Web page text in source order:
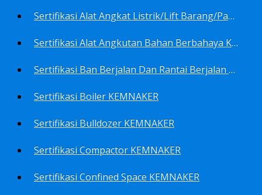
Sertifikasi Alat Angkat Listrik/Lift Barang/Passenger Hoist KEMNAKER
Sertifikasi Alat Angkutan Bahan Berbahaya KEMNAKER
Sertifikasi Ban Berjalan Dan Rantai Berjalan KEMNAKER
Sertifikasi Boiler KEMNAKER
Sertifikasi Bulldozer KEMNAKER
Sertifikasi Compactor KEMNAKER
Sertifikasi Confined Space KEMNAKER